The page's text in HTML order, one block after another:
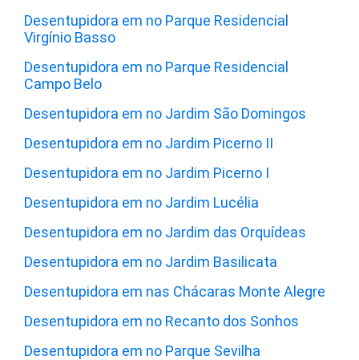
Desentupidora em no Parque Residencial
Virgínio Basso
Desentupidora em no Parque Residencial
Campo Belo
Desentupidora em no Jardim São Domingos
Desentupidora em no Jardim Picerno II
Desentupidora em no Jardim Picerno I
Desentupidora em no Jardim Lucélia
Desentupidora em no Jardim das Orquídeas
Desentupidora em no Jardim Basilicata
Desentupidora em nas Chácaras Monte Alegre
Desentupidora em no Recanto dos Sonhos
Desentupidora em no Parque Sevilha